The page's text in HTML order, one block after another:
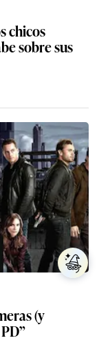
chicos
sobre sus
(y